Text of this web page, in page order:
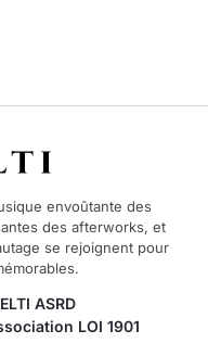
envoûtante des
des afterworks, et
se rejoignent pour
ASRD
LOI 1901